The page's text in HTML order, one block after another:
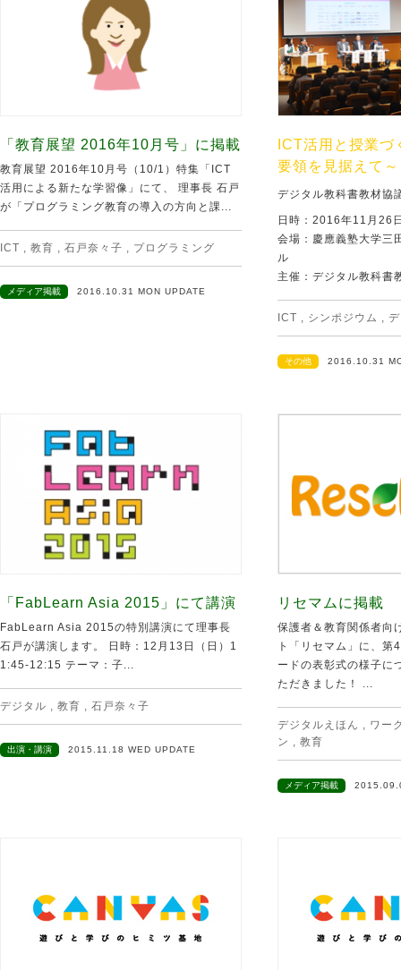
「教育展望 2016年10月号」に掲載
教育展望 2016年10月号（10/1）特集「ICT
活用による新たな学習像」にて、 理事長 石戸
が「プログラミング教育の導入の方向と課...
ICT , 教育 , 石戸奈々子 , プログラミング
メディア掲載 2016.10.31 MON UPDATE
ICT活用と授業
要領を見据えて～
デジタル教科書教材協
日時：2016年11月26
会場：慶應義塾大学三
ル
主催：デジタル教科書
ICT , シンポジウム ,
その他 2016.10.31
「FabLearn Asia 2015」にて講演
FabLearn Asia 2015の特別講演にて理事長
石戸が講演します。 日時：12月13日（日）1
1:45-12:15 テーマ：子...
デジタル , 教育 , 石戸奈々子
出演・講演 2015.11.18 WED UPDATE
リセマムに掲載
保護者＆教育関係者向
ト「リセマム」に、第
ードの表彰式の様子に
ただきました！ ...
デジタルえほん , ワー
ン , 教育
メディア掲載